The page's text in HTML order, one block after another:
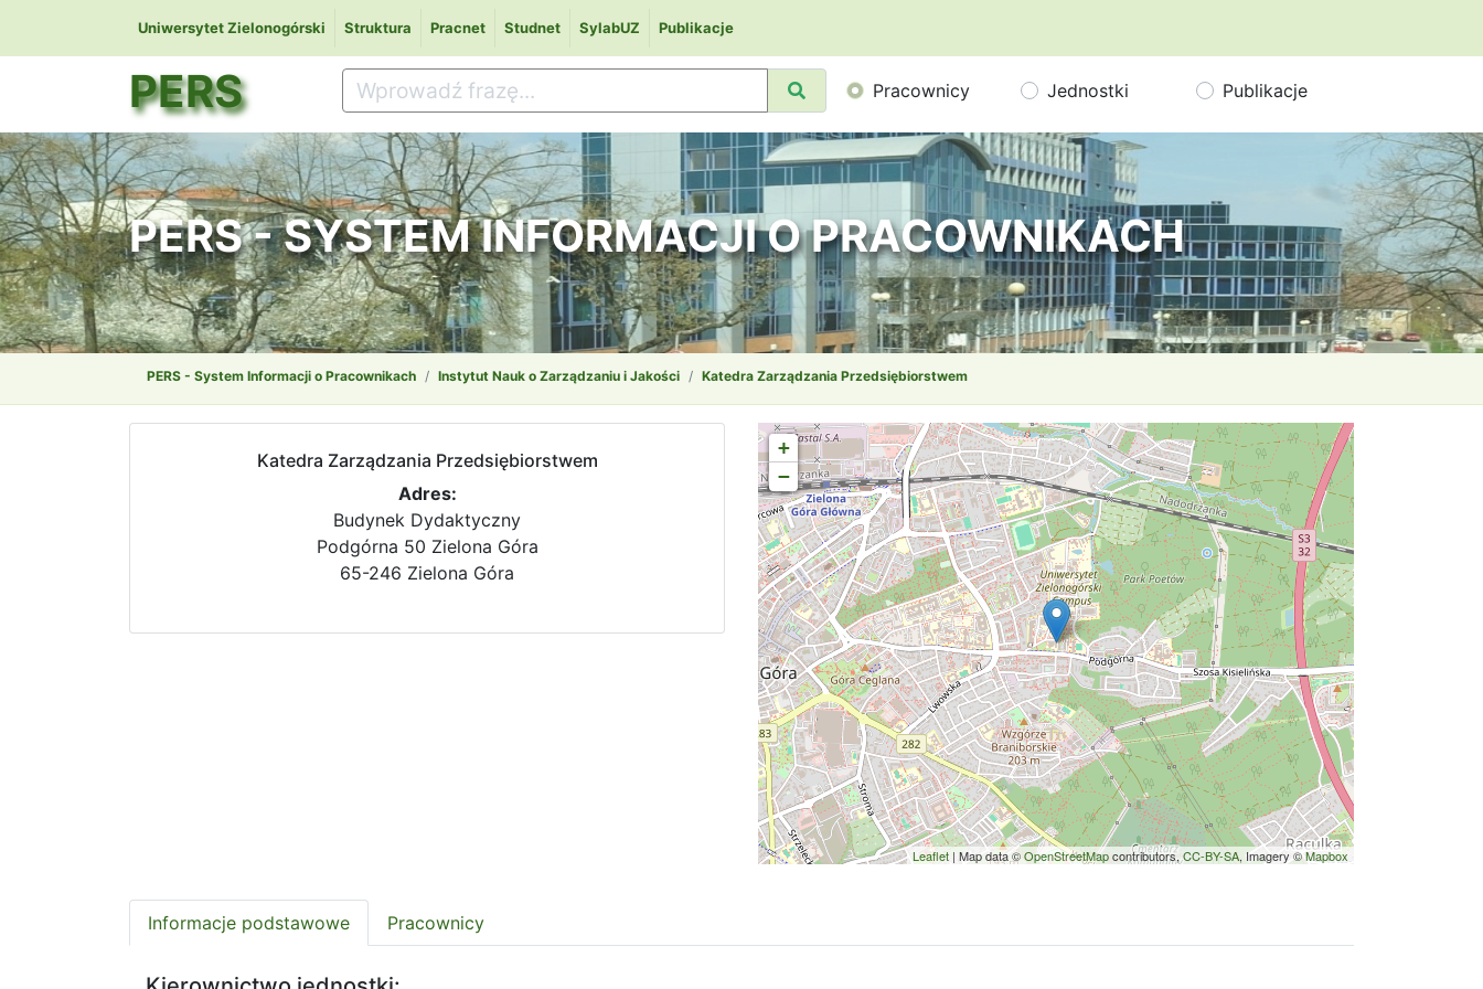
Uniwersytet Zielonogórski Struktura Pracnet Studnet SylabUZ Publikacje
PERS Pracownicy Jednostki Publikacje
PERS - SYSTEM INFORMACJI O PRACOWNIKACH
PERS - System Informacji o Pracownikach Instytut Nauk o Zarządzaniu i Jakości Katedra Zarządzania Przedsiębiorstwem
Katedra Zarządzania Przedsiębiorstwem
Adres:
Budynek Dydaktyczny
Podgórna 50 Zielona Góra
65-246 Zielona Góra
+
−
Leaflet | Map data ©OpenStreetMapcontributors,CC-BY-SA, Imagery ©Mapbox
Informacje podstawowe Pracownicy